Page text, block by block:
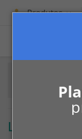
Produtos
Leis,